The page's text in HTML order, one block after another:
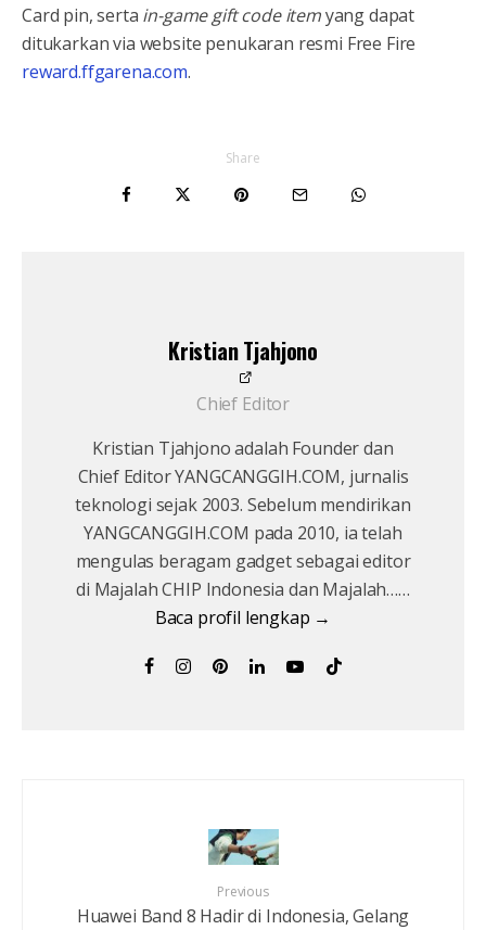
Card pin, serta in-game gift code itemyang dapat
ditukarkan via website penukaran resmi Free Fire
reward.ffgarena.com.
Share
Kristian Tjahjono
Chief Editor
Kristian Tjahjono adalah Founder dan
Chief Editor YANGCANGGIH.COM, jurnalis
teknologi sejak 2003. Sebelum mendirikan
YANGCANGGIH.COM pada 2010, ia telah
mengulas beragam gadget sebagai editor
di Majalah CHIP Indonesia dan Majalah……
Baca profil lengkap →
Previous
Huawei Band 8 Hadir di Indonesia, Gelang